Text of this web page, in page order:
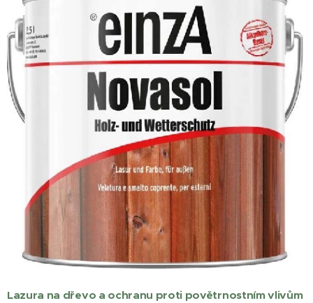
Lazura na dřevo a ochranu proti povětrnostním vlivům